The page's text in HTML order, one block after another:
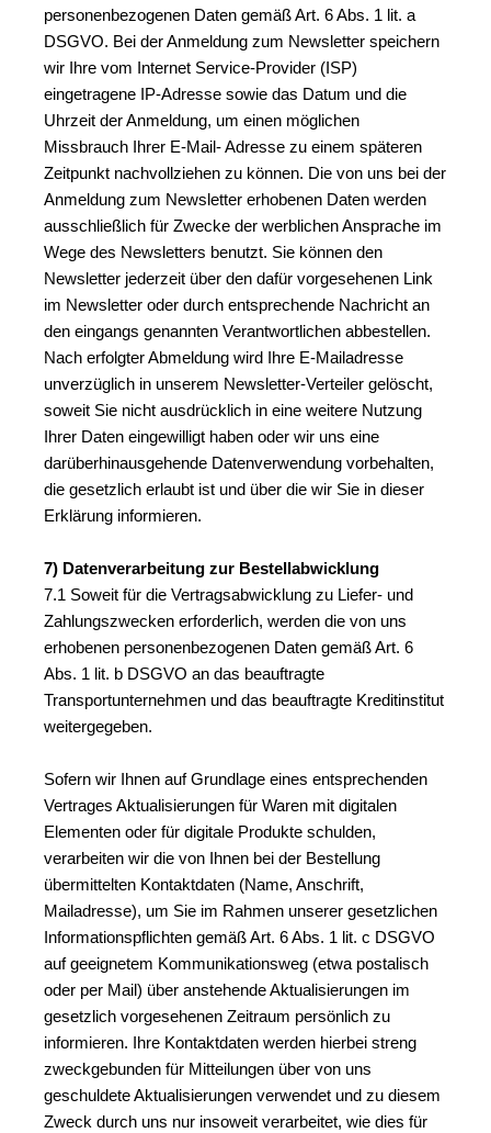
personenbezogenen Daten gemäß Art. 6 Abs. 1 lit. a
DSGVO. Bei der Anmeldung zum Newsletter speichern
wir Ihre vom Internet Service-Provider (ISP)
eingetragene IP-Adresse sowie das Datum und die
Uhrzeit der Anmeldung, um einen möglichen
Missbrauch Ihrer E-Mail- Adresse zu einem späteren
Zeitpunkt nachvollziehen zu können. Die von uns bei der
Anmeldung zum Newsletter erhobenen Daten werden
ausschließlich für Zwecke der werblichen Ansprache im
Wege des Newsletters benutzt. Sie können den
Newsletter jederzeit über den dafür vorgesehenen Link
im Newsletter oder durch entsprechende Nachricht an
den eingangs genannten Verantwortlichen abbestellen.
Nach erfolgter Abmeldung wird Ihre E-Mailadresse
unverzüglich in unserem Newsletter-Verteiler gelöscht,
soweit Sie nicht ausdrücklich in eine weitere Nutzung
Ihrer Daten eingewilligt haben oder wir uns eine
darüberhinausgehende Datenverwendung vorbehalten,
die gesetzlich erlaubt ist und über die wir Sie in dieser
Erklärung informieren.
7) Datenverarbeitung zur Bestellabwicklung
7.1 Soweit für die Vertragsabwicklung zu Liefer- und
Zahlungszwecken erforderlich, werden die von uns
erhobenen personenbezogenen Daten gemäß Art. 6
Abs. 1 lit. b DSGVO an das beauftragte
Transportunternehmen und das beauftragte Kreditinstitut
weitergegeben.
Sofern wir Ihnen auf Grundlage eines entsprechenden
Vertrages Aktualisierungen für Waren mit digitalen
Elementen oder für digitale Produkte schulden,
verarbeiten wir die von Ihnen bei der Bestellung
übermittelten Kontaktdaten (Name, Anschrift,
Mailadresse), um Sie im Rahmen unserer gesetzlichen
Informationspflichten gemäß Art. 6 Abs. 1 lit. c DSGVO
auf geeignetem Kommunikationsweg (etwa postalisch
oder per Mail) über anstehende Aktualisierungen im
gesetzlich vorgesehenen Zeitraum persönlich zu
informieren. Ihre Kontaktdaten werden hierbei streng
zweckgebunden für Mitteilungen über von uns
geschuldete Aktualisierungen verwendet und zu diesem
Zweck durch uns nur insoweit verarbeitet, wie dies für